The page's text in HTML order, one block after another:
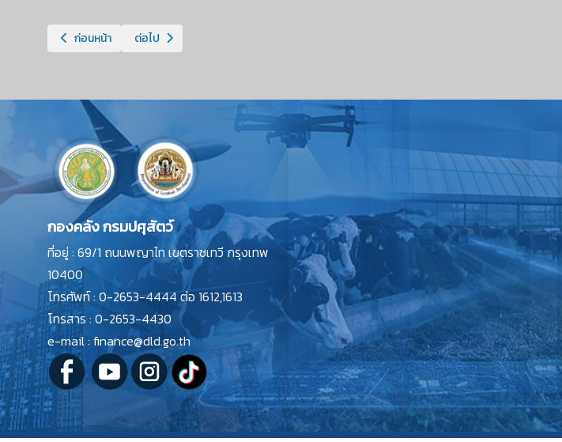
เนื้อหาก่อนหน้า: การดำเนินงานประจำปี 2565
ก่อนหน้า เนื้อหาถัดไป: การดำเนินงานประจำปี 2563
ต่อไป
กองคลัง กรมปศุสัตว์
ที่อยู่ : 69/1 ถนนพญาไท เขตราชเทวี กรุงเทพ
10400
โทรศัพท์ : 0-2653-4444 ต่อ 1612,1613
โทรสาร : 0-2653-4430
e-mail : finance@dld.go.th